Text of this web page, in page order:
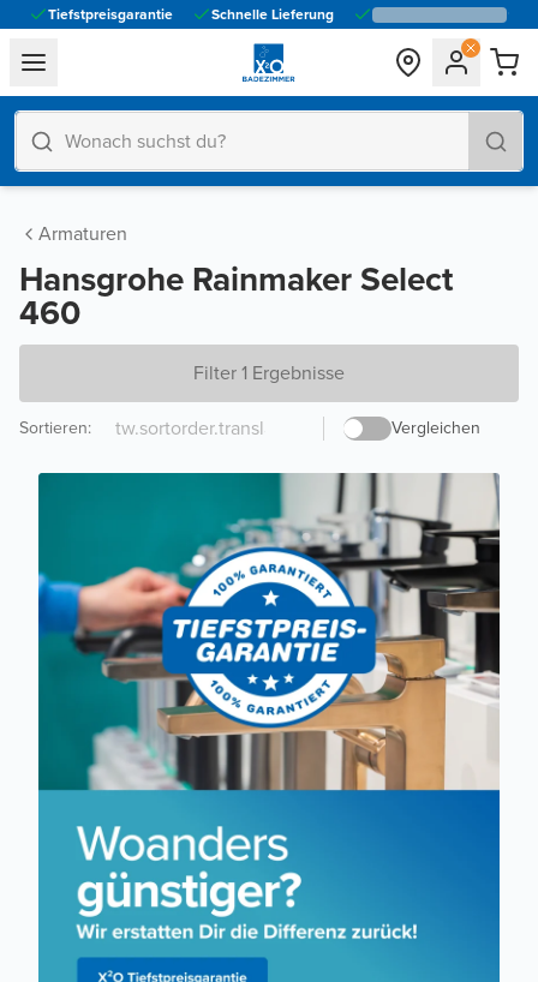
Tiefstpreisgarantie Schnelle Lieferung
general.navigation.toggle_menu.label
Armaturen
Hansgrohe Rainmaker Select
460
Filter 1 Ergebnisse
Vergleichen
Sortieren: